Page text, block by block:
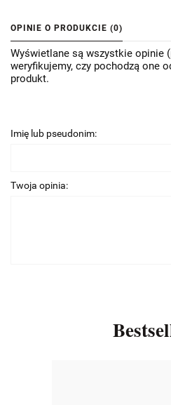
OPINIE O PRODUKCIE (0)
Wyświetlane są wszystkie opinie
weryfikujemy, czy pochodzą one
produkt.
Imię lub pseudonim:
Twoja opinia: